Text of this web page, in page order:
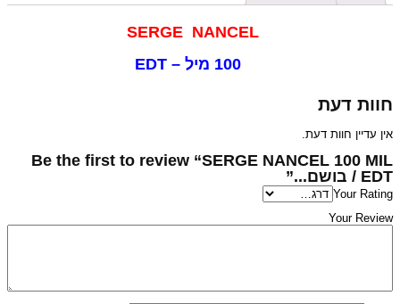
או
100 מיל – EDT
חוות דעת
אין עדיין חוות דעת.
Be the first to review “SERGE NANCEL 100 MIL
EDT / בושם...”
Your Rating
Your Review